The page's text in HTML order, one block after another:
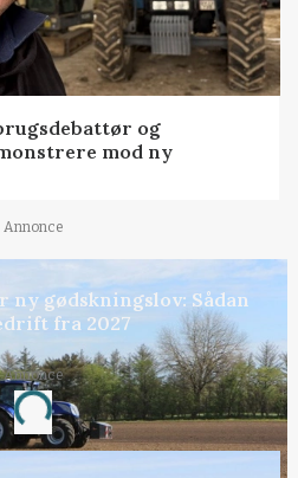
og
mod ny
Annonce
ny gødskningslov: Sådan
fra 2027
Annonce
Loading...